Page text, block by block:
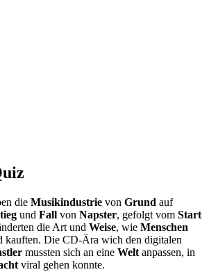
die Musikindustrie von Grund auf
und Fall von Napster, gefolgt vom Start
die Art und Weise, wie Menschen
kauften. Die CD-Ära wich den digitalen
mussten sich an eine Welt anpassen, in
viral gehen konnte.